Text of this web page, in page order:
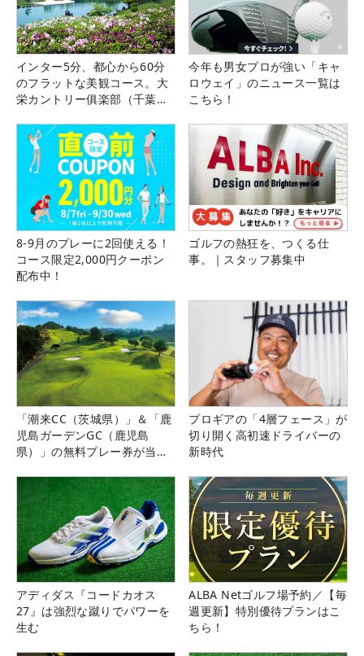
インター5分、都心から60分
のフラットな美観コース。大
栄カントリー俱楽部（千葉
今年も男女プロが強い「キャ
ロウェイ」のニュース一覧は
こちら！
8-9月のプレーに2回使える！
コース限定2,000円クーポン
配布中！
ゴルフの熱狂を、つくる仕
事。｜スタッフ募集中
「潮来CC（茨城県）」＆「鹿
児島ガーデンGC（鹿児島
県）」の無料プレー券が当た
プロギアの「4層フェース」が
切り開く高初速ドライバーの
新時代
アディダス『コードカオス
27』は強烈な蹴りでパワーを
生む
ALBA Netゴルフ場予約／【毎
週更新】特別優待プランはこ
ちら！